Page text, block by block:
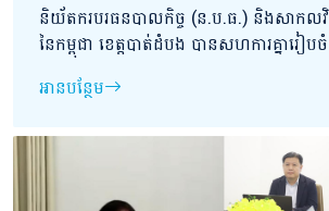
និយ័តករបរធនបាលកិច្ច (ន.ប.ធ.) និងសាក
នៃកម្ពុជា ខេត្តបាត់ដំបង បានសហការគ្នារៀ
“ការឈ្វេងយល់ពីកិច្ចដំណើរការអភិវឌ្ឍន៍វិស័យ
ព្រះរាជាណាចក្រកម្ពុជា”
អានបន្ថែម